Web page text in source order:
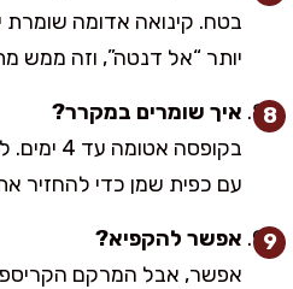
בטח. קינואה אדומה שומרת
יותר “אל דנטה”, וזה ממש
איך שומרים במקרר?
בקופסה
עם כפית שמן כדי להחזיר
אפשר להקפיא?
אפשר, אבל המרקם